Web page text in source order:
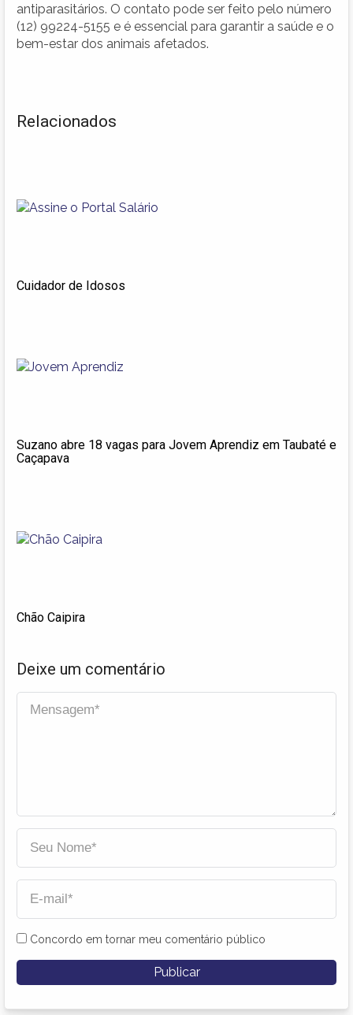
antiparasitários. O contato pode ser feito pelo número
(12) 99224-5155 e é essencial para garantir a saúde e o
bem-estar dos animais afetados.
Relacionados
Cuidador de Idosos
Suzano abre 18 vagas para Jovem Aprendiz em Taubaté e
Caçapava
Chão Caipira
Deixe um comentário
Concordo em tornar meu comentário público